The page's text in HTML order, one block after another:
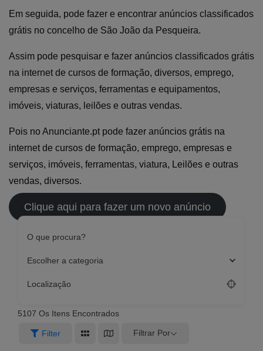
Em seguida, pode fazer e encontrar anúncios classificados
grátis no concelho de São João da Pesqueira.
Assim pode pesquisar e fazer anúncios classificados grátis
na internet de cursos de formação, diversos, emprego,
empresas e serviços, ferramentas e equipamentos,
imóveis, viaturas, leilões e outras vendas.
Pois no Anunciante.pt pode fazer anúncios grátis na
internet de cursos de formação, emprego, empresas e
serviços, imóveis, ferramentas, viatura, Leilões e outras
vendas, diversos.
Clique aqui para fazer um novo anúncio
O que procura?
Escolher a categoria
Localização
5107 Os Itens Encontrados
Filter Filtrar Por